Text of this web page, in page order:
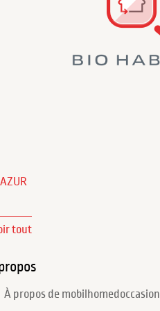
tout
À propos de mobilhomedoccasion